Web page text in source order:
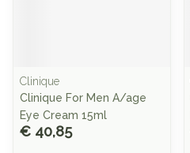
Clinique
Clinique For Men A/age
Eye Cream 15ml
€ 40,85